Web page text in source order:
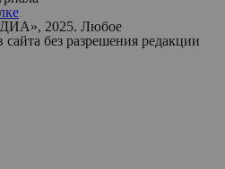
2025. Любое
без разрешения редакции